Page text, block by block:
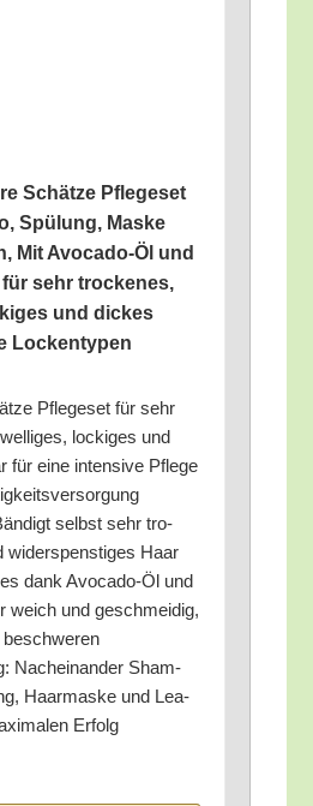
Schät­ze Pfle­ge­set
Spü­lung, Mas­ke
Mit Avo­ca­do-Öl und
sehr tro­cke­nes,
und dickes
Locken­ty­pen
Pfle­ge­set für sehr
locki­ges und
für eine inten­si­ve Pfle­ge
selbst sehr tro­
wider­spens­ti­ges Haar
dank Avo­ca­do-Öl und
weich und geschmei­dig,
Nach­ein­an­der Sham­
Haar­mas­ke und Lea­
Erfolg